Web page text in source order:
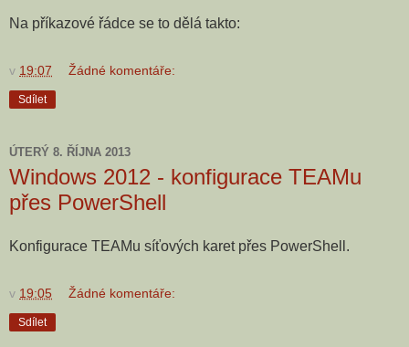
Na příkazové řádce se to dělá takto:
v 19:07 Žádné komentáře:
Sdílet
ÚTERÝ 8. ŘÍJNA 2013
Windows 2012 - konfigurace TEAMu
přes PowerShell
Konfigurace TEAMu síťových karet přes PowerShell.
v 19:05 Žádné komentáře:
Sdílet